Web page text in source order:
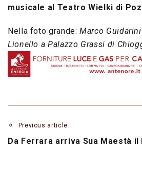
musicale al Teatro Wielki di
Nella foto grande: Marco
Lionello a Palazzo Grassi di
Previous article
Da Ferrara arriva Sua Maestà